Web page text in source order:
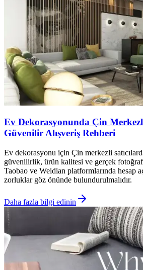
Ev Dekorasyonunda Çin
Güvenilir Alışveriş Rehberi
Ev dekorasyonu için Çin merkezli
güvenilirlik, ürün kalitesi ve gerçek fotoğraf
Taobao ve Weidian platformlarında hesap
zorluklar göz önünde bulundurulmalıdır.
Daha fazla bilgi edinin